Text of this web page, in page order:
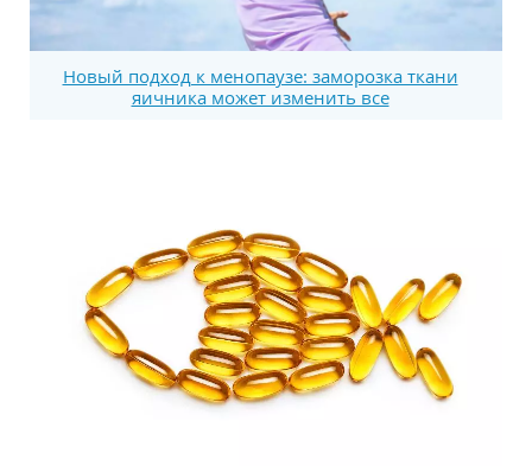
Новый подход к менопаузе: заморозка ткани
яичника может изменить все